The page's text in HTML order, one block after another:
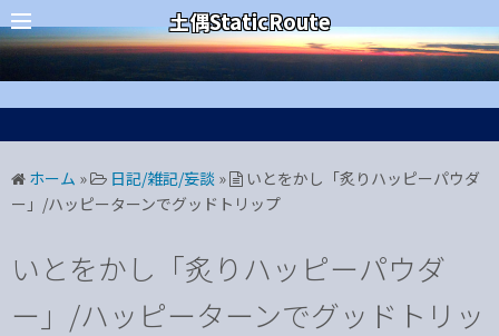
コ
ン
ン
ス
プ
土偶StaticRoute
カテゴリー
ホーム » 日記/雑記/妄談 »
いとをかし「炙りハッピーパウダ
ー」/ハッピーターンでグッドトリップ
いとをかし「炙りハッピーパウダ
ー」/ハッピーターンでグッドトリッ